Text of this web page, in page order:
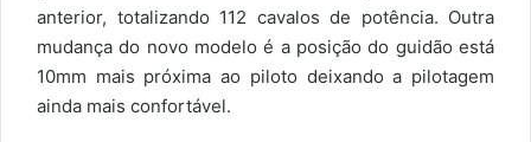
anterior, totalizando 112 cavalos de potência. Outra
mudança do novo modelo é a posição do guidão está
10mm mais próxima ao piloto deixando a pilotagem
ainda mais confortável.